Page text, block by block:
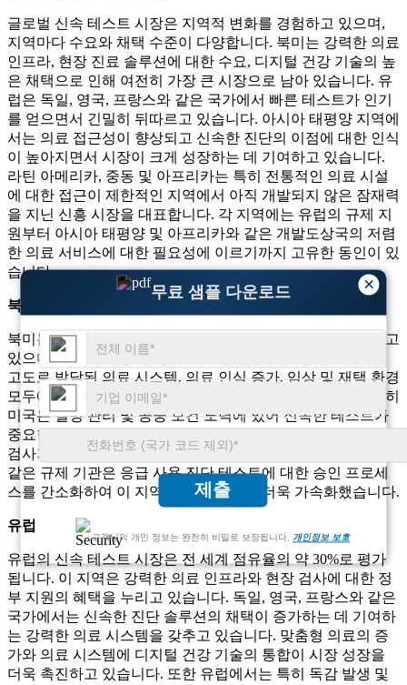
×
무료 샘플 다운로드
제출
고객님의 개인 정보는 완전히 비밀로 보장됩니다. 개인정보 보호
글로벌 신속 테스트 시장은 지역적 변화를 경험하고 있으며,
지역마다 수요와 채택 수준이 다양합니다. 북미는 강력한 의료
인프라, 현장 진료 솔루션에 대한 수요, 디지털 건강 기술의 높
은 채택으로 인해 여전히 가장 큰 시장으로 남아 있습니다. 유
럽은 독일, 영국, 프랑스와 같은 국가에서 빠른 테스트가 인기
를 얻으면서 긴밀히 뒤따르고 있습니다. 아시아 태평양 지역에
서는 의료 접근성이 향상되고 신속한 진단의 이점에 대한 인식
이 높아지면서 시장이 크게 성장하는 데 기여하고 있습니다.
라틴 아메리카, 중동 및 아프리카는 특히 전통적인 의료 시설
에 대한 접근이 제한적인 지역에서 아직 개발되지 않은 잠재력
을 지닌 신흥 시장을 대표합니다. 각 지역에는 유럽의 규제 지
원부터 아시아 태평양 및 아프리카와 같은 개발도상국의 저렴
한 의료 서비스에 대한 필요성에 이르기까지 고유한 동인이 있
습니다.
북아메리카
북미는 신속 테스트 부문에서 가장 큰 시장 점유율을 보유하고
있으며 전 세계 시장의 약 40%를 차지합니다. 이러한 우위는
고도로 발달된 의료 시스템, 의료 인식 증가, 임상 및 재택 환경
모두에서 신속한 진단 도구의 중요한 채택에 기인합니다. 특히
미국은 질병 관리 및 공중 보건 노력에 있어 신속한 테스트가
중요한 역할을 하는 핵심 기여국입니다. 일례로 코로나19 신속
검사가 전국적으로 널리 보급되면서 수요가 급증했다. FDA와
같은 규제 기관은 응급 사용 진단 테스트에 대한 승인 프로세
스를 간소화하여 이 지역의 시장 성장을 더욱 가속화했습니다.
유럽
유럽의 신속 테스트 시장은 전 세계 점유율의 약 30%로 평가
됩니다. 이 지역은 강력한 의료 인프라와 현장 검사에 대한 정
부 지원의 혜택을 누리고 있습니다. 독일, 영국, 프랑스와 같은
국가에서는 신속한 진단 솔루션의 채택이 증가하는 데 기여하
는 강력한 의료 시스템을 갖추고 있습니다. 맞춤형 의료의 증
가와 의료 시스템에 디지털 건강 기술의 통합이 시장 성장을
더욱 촉진하고 있습니다. 또한 유럽에서는 특히 독감 발생 및